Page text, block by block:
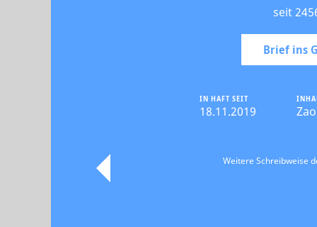
seit
Brief ins
IN HAFT SEIT
18.11.2019
Weitere Schreibweise